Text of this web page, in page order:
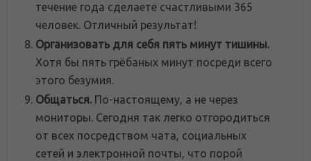
течение года сделаете счастливыми 365
человек. Отличный результат!
Организовать для себя пять минут тишины.
Хотя бы пять грёбаных минут посреди всего
этого безумия.
Общаться. По-настоящему, а не через
мониторы. Сегодня так легко отгородиться
от всех посредством чата, социальных
сетей и электронной почты, что порой